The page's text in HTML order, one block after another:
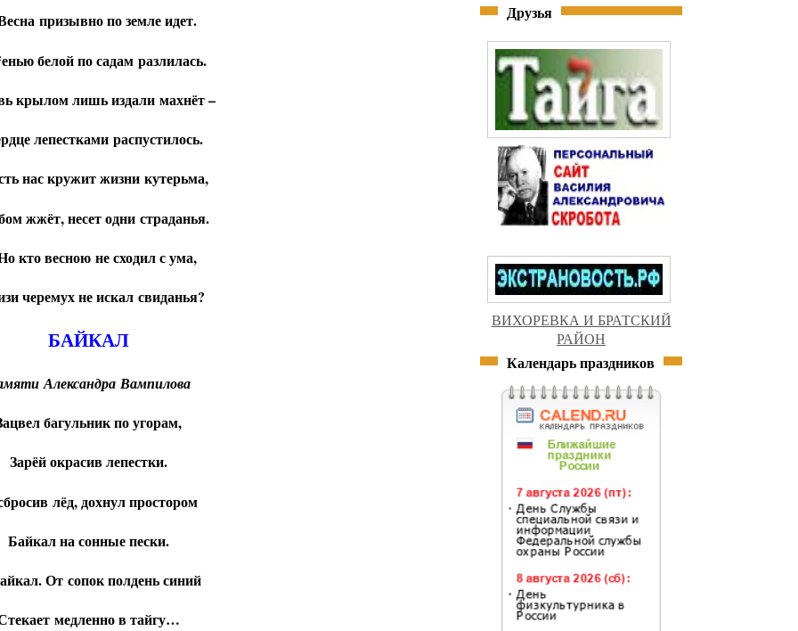
призывно по земле идет.
белой по садам разлилась.
крылом лишь издали махнёт –
лепестками распустилось.
нас кружит жизни кутерьма,
жжёт, несет одни страданья.
кто весною не сходил с ума,
черемух не искал свиданья?
БАЙКАЛ
Александра Вампилова
багульник по угорам,
Зарёй окрасив лепестки.
лёд, дохнул простором
Байкал на сонные пески.
От сопок полдень синий
медленно в тайгу…
Друзья
ВИХОРЕВКА И БРАТСКИЙ
РАЙОН
Календарь праздников